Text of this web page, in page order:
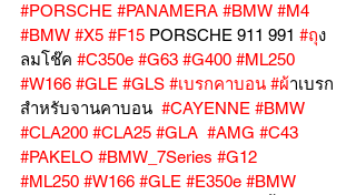
#PORSCHE #PANAMERA #BMW #M4
#BMW #X5 #F15 PORSCHE 911 991 #ถุง
ลมโช๊ค #C350e #G63 #G400 #ML250
#W166 #GLE #GLS #เบรกคาบอน #ผ้าเบรก
สำหรับจานคาบอน #CAYENNE #BMW
#CLA200 #CLA25 #GLA #AMG #C43
#PAKELO #BMW_7Series #G12
#ML250 #W166 #GLE #E350e #BMW